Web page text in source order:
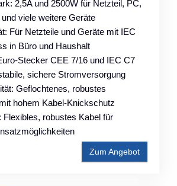
2,5A und 2500W für Netzteil, PC,
viele weitere Geräte
Für Netzteile und Geräte mit IEC
in Büro und Haushalt
Stecker CEE 7/16 und IEC C7
sichere Stromversorgung
Geflochtenes, robustes
hohem Kabel-Knickschutz
Flexibles, robustes Kabel für
Zum Angebot